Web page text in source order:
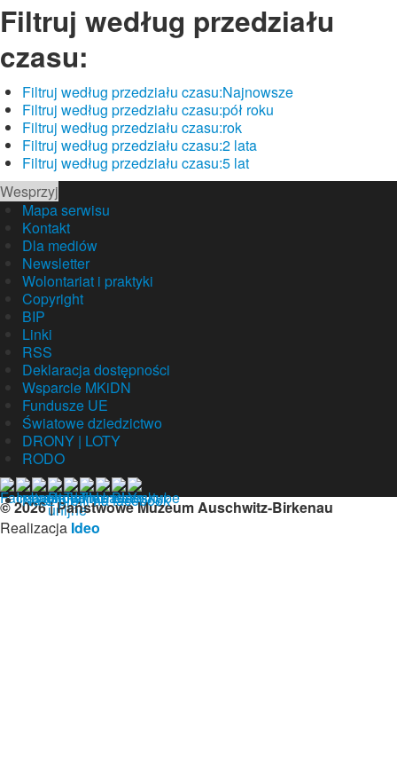
Filtruj według przedziału
czasu:
Filtruj według przedziału czasu:Najnowsze
Filtruj według przedziału czasu:pół roku
Filtruj według przedziału czasu:rok
Filtruj według przedziału czasu:2 lata
Filtruj według przedziału czasu:5 lat
Wesprzyj
Mapa serwisu
Kontakt
Dla mediów
Newsletter
Wolontariat i praktyki
Copyright
BIP
Linki
RSS
Deklaracja dostępności
Wsparcie MKiDN
Fundusze UE
Światowe dziedzictwo
DRONY | LOTY
RODO
© 2026 | Państwowe Muzeum Auschwitz-Birkenau
Realizacja Ideo
Nasz profil na facebook